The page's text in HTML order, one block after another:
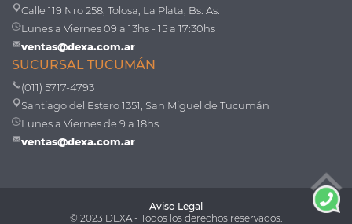
Calle 119 Nro 258, Tolosa, La Plata, Bs. As.
Lunes a Viernes 09 a 13hs - 15 a 17:30hs
ventas@dexa.com.ar
SUCURSAL TUCUMÁN
(011) 5717-4793
Santiago del Estero 1351, San Miguel de Tucumán
Lunes a Viernes de 9 a 18hs.
ventas@dexa.com.ar
Aviso Legal
© 2023 DEXA - Todos los derechos reservados.